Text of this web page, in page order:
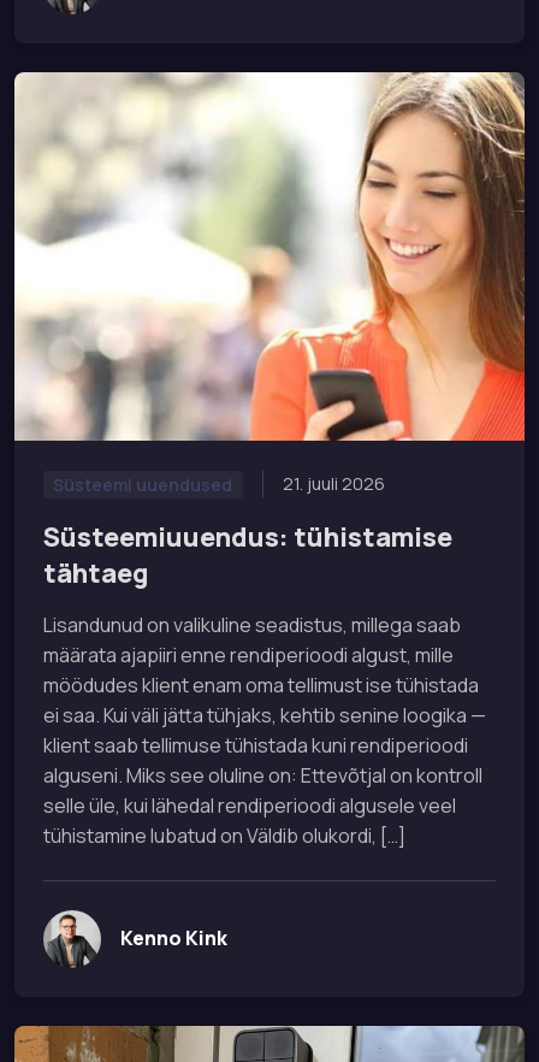
Süsteemi uuendused 21. juuli 2026
Süsteemiuuendus: tühistamise
tähtaeg
Lisandunud on valikuline seadistus, millega saab
määrata ajapiiri enne rendiperioodi algust, mille
möödudes klient enam oma tellimust ise tühistada
ei saa. Kui väli jätta tühjaks, kehtib senine loogika —
klient saab tellimuse tühistada kuni rendiperioodi
alguseni. Miks see oluline on: Ettevõtjal on kontroll
selle üle, kui lähedal rendiperioodi algusele veel
tühistamine lubatud on Väldib olukordi, […]
Kenno Kink